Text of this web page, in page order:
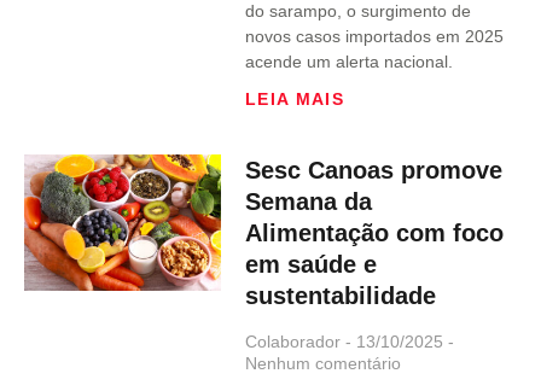
do sarampo, o surgimento de
novos casos importados em 2025
acende um alerta nacional.
LEIA MAIS
Sesc Canoas promove
Semana da
Alimentação com foco
em saúde e
sustentabilidade
Colaborador
13/10/2025
Nenhum comentário